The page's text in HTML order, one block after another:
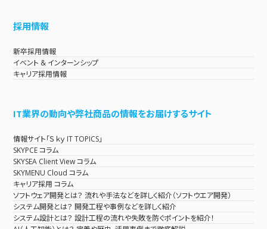
採用情報
新卒採用情報
イベント & インターンシップ
キャリア採用情報
IT業界の動向や弊社商品の情報をお届けするサイト
情報サイト「Ｓｋｙ IT TOPICS」
SKYPCE コラム
SKYSEA Client View コラム
SKYMENU Cloud コラム
キャリア採用 コラム
ソフトウェア開発とは？ 流れや手法などを詳しく紹介（ソフトウエア開発）
システム開発とは？ 開発工程や事例などを詳しく紹介
システム設計とは？ 設計工程の流れや失敗を防ぐポイントを紹介！